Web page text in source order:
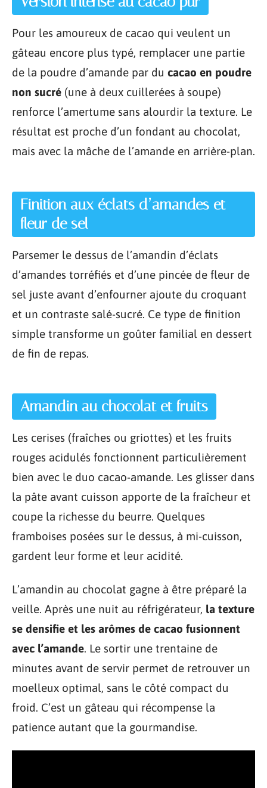
Pour les amoureux de cacao qui veulent un
gâteau encore plus typé, remplacer une partie
de la poudre d’amande par du cacao en poudre
non sucré (une à deux cuillerées à soupe)
renforce l’amertume sans alourdir la texture. Le
résultat est proche d’un fondant au chocolat,
mais avec la mâche de l’amande en arrière-plan.
Finition aux éclats d’amandes et
fleur de sel
Parsemer le dessus de l’amandin d’éclats
d’amandes torréfiés et d’une pincée de fleur de
sel juste avant d’enfourner ajoute du croquant
et un contraste salé-sucré. Ce type de finition
simple transforme un goûter familial en dessert
de fin de repas.
Amandin au chocolat et fruits
Les cerises (fraîches ou griottes) et les fruits
rouges acidulés fonctionnent particulièrement
bien avec le duo cacao-amande. Les glisser dans
la pâte avant cuisson apporte de la fraîcheur et
coupe la richesse du beurre. Quelques
framboises posées sur le dessus, à mi-cuisson,
gardent leur forme et leur acidité.
L’amandin au chocolat gagne à être préparé la
veille. Après une nuit au réfrigérateur, la texture
se densifie et les arômes de cacao fusionnent
avec l’amande. Le sortir une trentaine de
minutes avant de servir permet de retrouver un
moelleux optimal, sans le côté compact du
froid. C’est un gâteau qui récompense la
patience autant que la gourmandise.